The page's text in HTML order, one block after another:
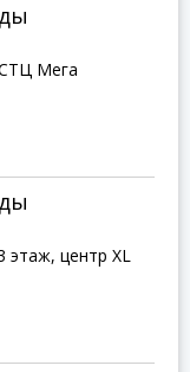
Мега
этаж, центр XL